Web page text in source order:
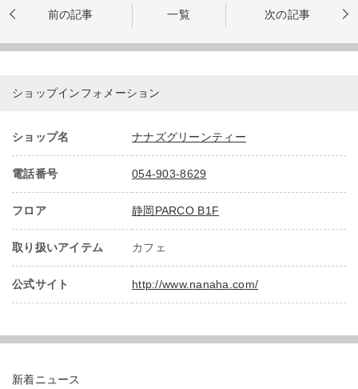
前の記事 一覧 次の記事
ショップインフォメーション
ショップ名 ナナズグリーンティー
電話番号 054-903-8629
フロア 静岡PARCO B1F
取り扱いアイテム カフェ
公式サイト http://www.nanaha.com/
新着ニュース